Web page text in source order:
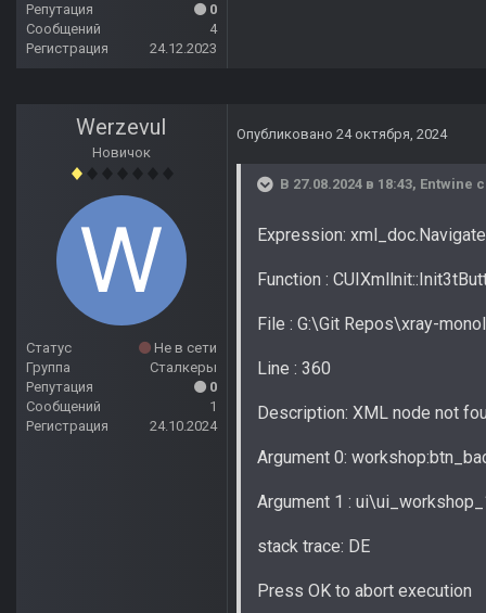
Репутация
0
Сообщений
4
Регистрация
24.12.2023
Werzevul
Новичок
Статус
Не в сети
Группа
Сталкеры
Репутация
0
Сообщений
1
Регистрация
24.10.2024
Опубликовано 24 октября, 2024
В 27.08.2024 в 18:43, Entwine
Expression:
Function :
File : G:\Git Repos\xray-
Line : 360
Description: XML node not
Argument 0:
Argument 1 :
stack trace: DE
Press OK to abort execution